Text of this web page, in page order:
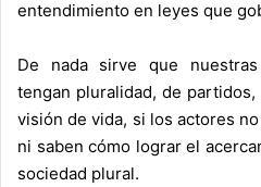
entendimiento en leyes que
De nada sirve que
tengan pluralidad, de
visión de vida, si los actores
ni saben cómo lograr el
sociedad plural.